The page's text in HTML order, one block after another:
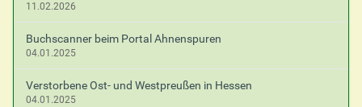
11.02.2026
Buchscanner beim Portal Ahnenspuren
04.01.2025
Verstorbene Ost- und Westpreußen in Hessen
04.01.2025